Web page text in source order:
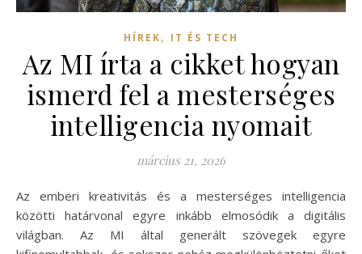
HÍREK, IT ÉS TECH
Az MI írta a cikket hogyan
ismerd fel a mesterséges
intelligencia nyomait
március 21, 2026
Az emberi kreativitás és a mesterséges intelligencia
közötti határvonal egyre inkább elmosódik a digitális
világban. Az MI által generált szövegek egyre